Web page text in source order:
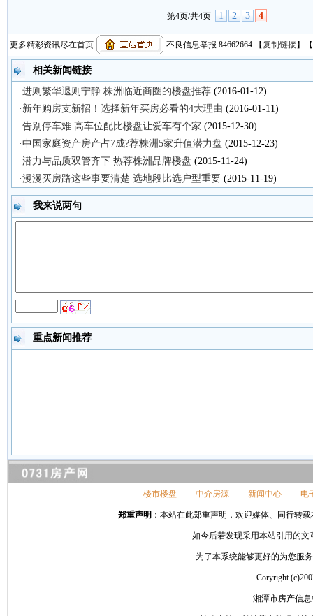
第4页/共4页 1 2 3 4
更多精彩资讯尽在首页 不良信息举报 84662664 【复制链接】【
相关新闻链接
·进则繁华退则宁静 株洲临近商圈的楼盘推荐 (2016-01-12)
·新年购房支新招！选择新年买房必看的4大理由 (2016-01-11)
·告别停车难 高车位配比楼盘让爱车有个家 (2015-12-30)
·中国家庭资产房产占7成?荐株洲5家升值潜力盘 (2015-12-23)
·潜力与品质双管齐下 热荐株洲品牌楼盘 (2015-11-24)
·漫漫买房路这些事要清楚 选地段比选户型重要 (2015-11-19)
我来说两句
重点新闻推荐
楼市楼盘 中介房源 新闻中心 电
郑重声明 ：本站在此郑重声明，欢迎媒体、同行转
如今后若发现采用本站引用的
为了本系统能够更好的为您服
Coryright
湘潭市房产信